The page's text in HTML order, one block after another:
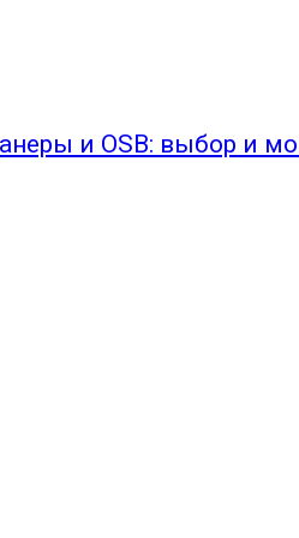
и OSB: выбор и